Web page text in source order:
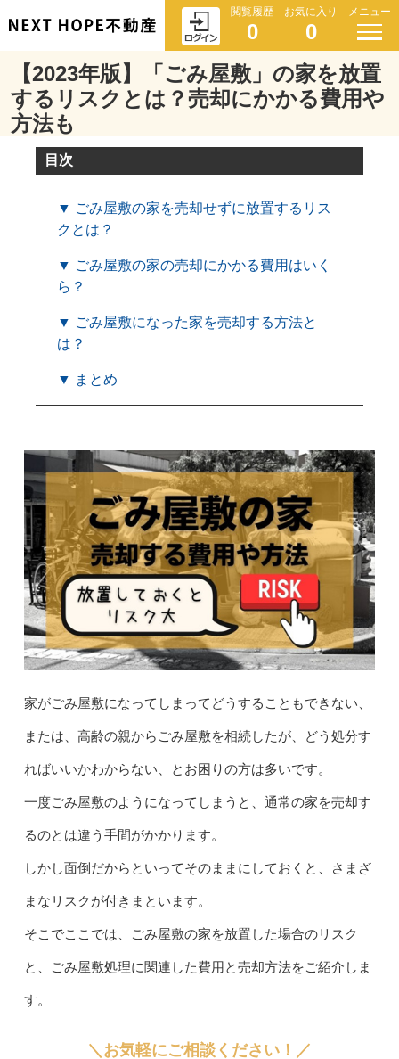
閲覧履歴
0
お気に入り
0
メニュー
【2023年版】「ごみ屋敷」の家を放置
するリスクとは？売却にかかる費用や
方法も
目次
▼ ごみ屋敷の家を売却せずに放置するリス
クとは？
▼ ごみ屋敷の家の売却にかかる費用はいく
ら？
▼ ごみ屋敷になった家を売却する方法と
は？
▼ まとめ
家がごみ屋敷になってしまってどうすることもできない、
または、高齢の親からごみ屋敷を相続したが、どう処分す
ればいいかわからない、とお困りの方は多いです。
一度ごみ屋敷のようになってしまうと、通常の家を売却す
るのとは違う手間がかかります。
しかし面倒だからといってそのままにしておくと、さまざ
まなリスクが付きまといます。
そこでここでは、ごみ屋敷の家を放置した場合のリスク
と、ごみ屋敷処理に関連した費用と売却方法をご紹介しま
す。
＼お気軽にご相談ください！／